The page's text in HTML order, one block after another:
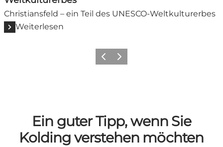
Christiansfeld – ein Teil des UNESCO-Weltkulturerbes
Weiterlesen
Vorherige Folie
Nächste Folie
Ein guter Tipp, wenn Sie
Kolding verstehen möchten